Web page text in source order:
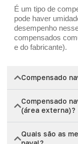
É um tipo de
pode haver
desempenho
compensados
e do fabricante).
Compensado
Compensado
(área externa)?
Quais são as